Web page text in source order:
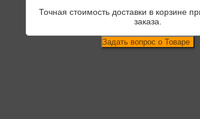
Точная стоимость доставки в корзине
заказа.